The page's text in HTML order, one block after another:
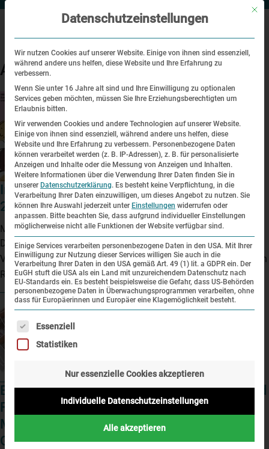
Archive
Internationale Wochen gegen Rassismus
2026
März 10, 2026 11:04 a.m.
Die KZ-Gedenkstätte Dachau ist in diesem Jahr erneut mit drei
Veranstaltungen im Rahmen der Internationalen Wochen gegen
Rassismus vertreten.
Broschüre zum Workshop „Qualifizierung und
Fortbildung von Multiplikatorinnen und
Multiplikatoren der Bildungsarbeit an KZ-
Gedenkstätten und NS-
Mit
Datenschutzeinstellungen
Wir nutzen Cookies auf unserer Website. Einige von ihnen sind essenziell,
während andere uns helfen, diese Website und Ihre Erfahrung zu
verbessern.
Wenn Sie unter 16 Jahre alt sind und Ihre Einwilligung zu optionalen
Services geben möchten, müssen Sie Ihre Erziehungsberechtigten um
Erlaubnis bitten.
Wir verwenden Cookies und andere Technologien auf unserer Website.
Einige von ihnen sind essenziell, während andere uns helfen, diese
Website und Ihre Erfahrung zu verbessern. Personenbezogene Daten
können verarbeitet werden (z. B. IP-Adressen), z. B. für personalisierte
Anzeigen und Inhalte oder die Messung von Anzeigen und Inhalten.
Weitere Informationen über die Verwendung Ihrer Daten finden Sie in
unserer Datenschutzerklärung. Es besteht keine Verpflichtung, in die
Verarbeitung Ihrer Daten einzuwilligen, um dieses Angebot zu nutzen. Sie
können Ihre Auswahl jederzeit unter Einstellungen widerrufen oder
anpassen. Bitte beachten Sie, dass aufgrund individueller Einstellungen
möglicherweise nicht alle Funktionen der Website verfügbar sind.
Einige Services verarbeiten personenbezogene Daten in den USA. Mit Ihrer
Einwilligung zur Nutzung dieser Services willigen Sie auch in die
Verarbeitung Ihrer Daten in den USA gemäß Art. 49 (1) lit. a GDPR ein. Der
EuGH stuft die USA als ein Land mit unzureichendem Datenschutz nach
EU-Standards ein. Es besteht beispielsweise die Gefahr, dass US-Behörden
personenbezogene Daten in Überwachungsprogrammen verarbeiten, ohne
dass für Europäerinnen und Europäer eine Klagemöglichkeit besteht.
Es folgt eine Liste der Service-Gruppen, für die eine
Essenziell
Statistiken
Nur essenzielle Cookies akzeptieren
Individuelle Datenschutzeinstellungen
Alle akzeptieren